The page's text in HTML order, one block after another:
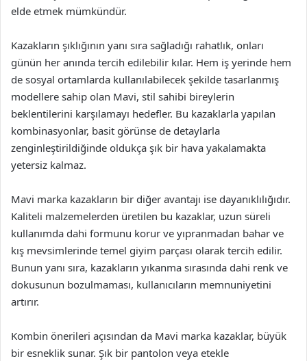
elde etmek mümkündür.
Kazakların şıklığının yanı sıra sağladığı rahatlık, onları
günün her anında tercih edilebilir kılar. Hem iş yerinde hem
de sosyal ortamlarda kullanılabilecek şekilde tasarlanmış
modellere sahip olan Mavi, stil sahibi bireylerin
beklentilerini karşılamayı hedefler. Bu kazaklarla yapılan
kombinasyonlar, basit görünse de detaylarla
zenginleştirildiğinde oldukça şık bir hava yakalamakta
yetersiz kalmaz.
Mavi marka kazakların bir diğer avantajı ise dayanıklılığıdır.
Kaliteli malzemelerden üretilen bu kazaklar, uzun süreli
kullanımda dahi formunu korur ve yıpranmadan bahar ve
kış mevsimlerinde temel giyim parçası olarak tercih edilir.
Bunun yanı sıra, kazakların yıkanma sırasında dahi renk ve
dokusunun bozulmaması, kullanıcıların memnuniyetini
artırır.
Kombin önerileri açısından da Mavi marka kazaklar, büyük
bir esneklik sunar. Şık bir pantolon veya etekle